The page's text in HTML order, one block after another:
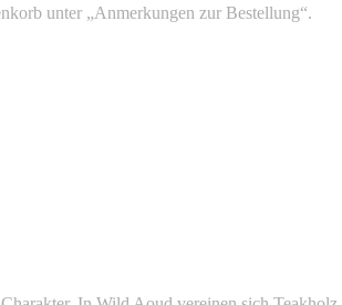
unter „Anmerkungen zur Bestellung“.